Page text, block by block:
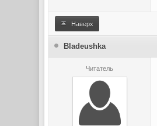
Наверх
Bladeushka
Читатель